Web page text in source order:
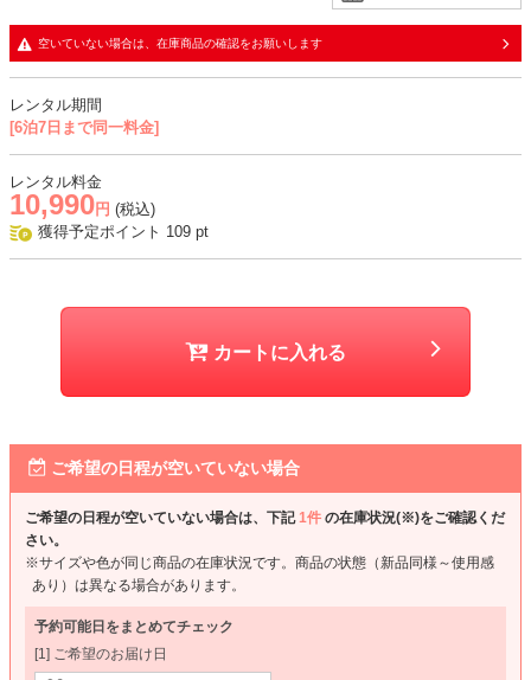
生地
・ドレスはレース生地に同色裏地の二枚重ね
・デコルテと袖はシフォン生地で、透け感あり
・ジャケットは光沢糸を織り込んだジャガード生地
おすすめシーン
結婚式、同窓会、パーティー、顔合わせ、お食事会、式典、お宮参り
など
空いていない場合は、在庫商品の確認をお願いします
レンタル期間
[6泊7日まで同一料金]
レンタル料金
10,990 円 (税込)
獲得予定ポイント 109 pt
カートに入れる
ご希望の日程が空いていない場合
ご希望の日程が空いていない場合は、下記1件 の在庫状況(※)をご確認くだ
さい。
※サイズや色が同じ商品の在庫状況です。商品の状態（新品同様～使用感
あり）は異なる場合があります。
予約可能日をまとめてチェック
[1] ご希望のお届け日